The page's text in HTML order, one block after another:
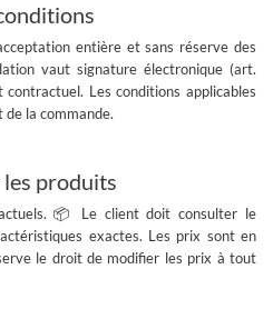
entière et sans réserve des
vaut signature électronique (art.
Les conditions applicables
la commande.
produits
📦 Le client doit consulter le
exactes. Les prix sont en
le droit de modifier les prix à tout